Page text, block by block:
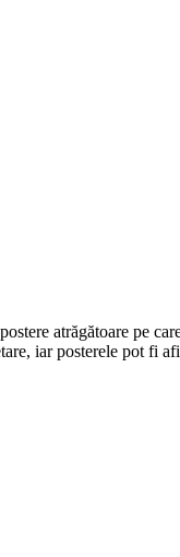
atrăgătoare pe
iar posterele pot fi